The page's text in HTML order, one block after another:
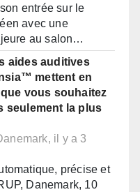
entrée sur le
avec une
au salon…
aides auditives
mettent en
vous souhaitez
seulement la plus
il y a 3
précise et
Danemark, 10